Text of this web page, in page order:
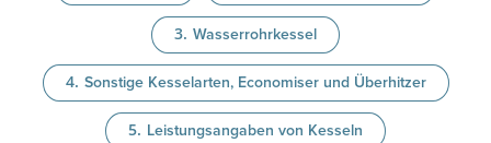
Wasserrohrkessel
Sonstige Kesselarten, Economiser und Überhitzer
Leistungsangaben von Kesseln